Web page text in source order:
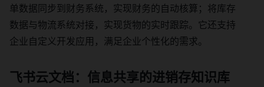
单数据同步到财务系统，实现财务的自动核算；将库存
数据与物流系统对接，实现货物的实时跟踪。它还支持
企业自定义开发应用，满足企业个性化的需求。
飞书云文档：信息共享的进销存知识库